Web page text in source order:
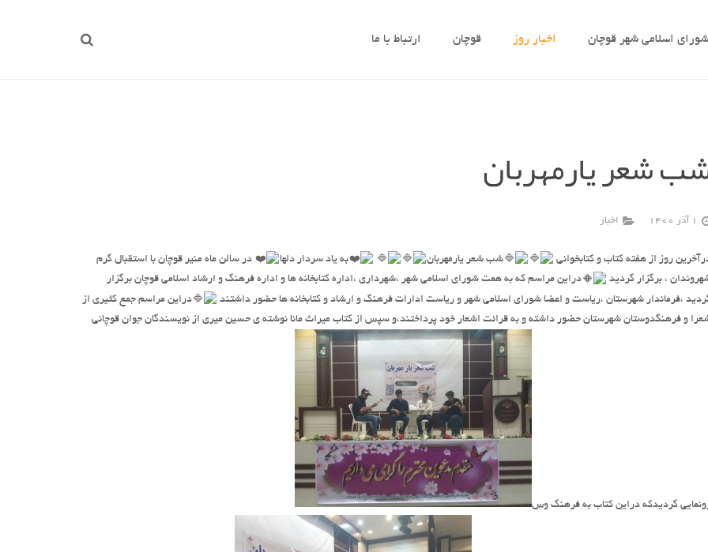
شورای اسلامی شهر قوچان اخبار روز قوچان ارتباط با ما
شعر یارمهربان
1 آذر 1400 اخبار
روز از هفته کتاب و کتابخوانی شب شعر یارمهربان به یاد سردار دلها
در سالن ماه منیر قوچان با استقبال گرم
، برگزار گردید
دراین مراسم که به همت شورای اسلامی شهر ،شهرداری ،اداره کتابخانه ها و اداره فرهنگ و ارشاد اسلامی قوچان برگزار
،فرماندار شهرستان ،ریاست و اعضا شورای اسلامی شهر و ریاست ادارات فرهنگ و ارشاد و کتابخانه ها حضور داشتند
دراین مراسم جمع کثیری از
و فرهنگدوستان شهرستان حضور داشته و به قرائت اشعار خود پرداختند،و سپس از کتاب میراث مانا نوشته ی حسین میری از نویسندگان جوان قوچانی
گردیدکه دراین کتاب به فرهنگ وس